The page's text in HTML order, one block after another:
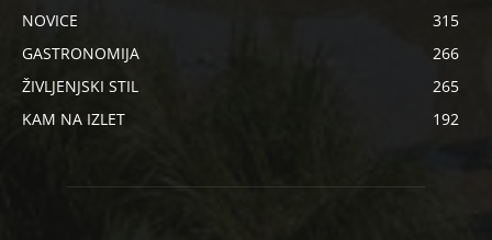
NOVICE
315
GASTRONOMIJA
266
ŽIVLJENJSKI STIL
265
KAM NA IZLET
192